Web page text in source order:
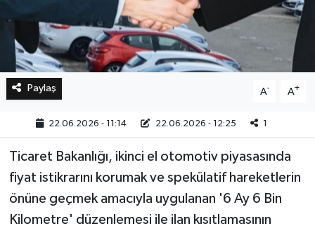
Paylaş A- A+
22.06.2026 - 11:14 22.06.2026 - 12:25 1
Ticaret Bakanlığı, ikinci el otomotiv piyasasında
fiyat istikrarını korumak ve spekülatif hareketlerin
önüne geçmek amacıyla uygulanan '6 Ay 6 Bin
Kilometre' düzenlemesi ile ilan kısıtlamasının